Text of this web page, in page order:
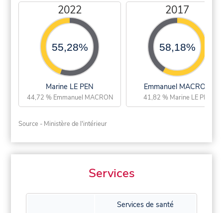
2022
55,28%
Marine LE PEN
44,72 % Emmanuel MACRON
2017
58,18%
Emmanuel MACRON
41,82 % Marine LE PEN
Source - Ministère de l'intérieur
Services
Services de santé